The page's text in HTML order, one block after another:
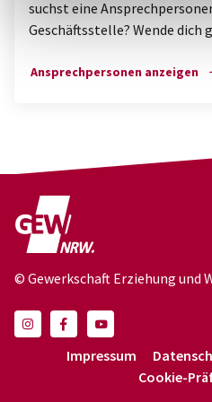
suchst eine
Geschäftsstelle? Wende dich
Ansprechpersonen anzeigen
© Gewerkschaft Erziehung und
Impressum
Cookie-